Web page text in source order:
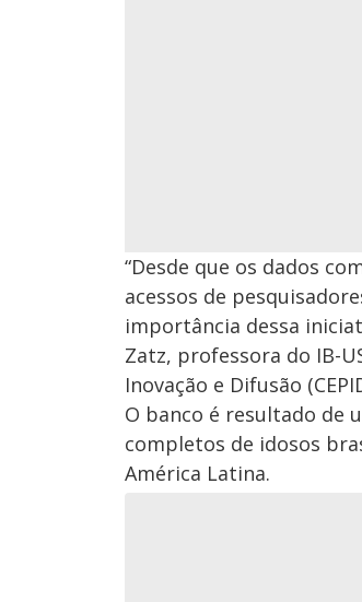
“Desde que os dados
acessos de
importância dessa
Zatz, professora do IB-
Inovação e Difusão
O banco é resultado de
completos de idosos
América Latina.